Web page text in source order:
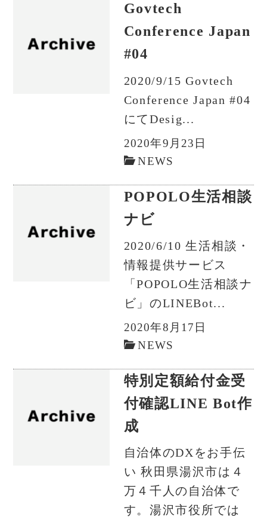
Govtech
Conference Japan
#04
2020/9/15 Govtech
Conference Japan #04
にてDesig...
2020年9月23日
NEWS
POPOLO生活相談
ナビ
2020/6/10 生活相談・
情報提供サービス
「POPOLO生活相談ナ
ビ」のLINEBot...
2020年8月17日
NEWS
特別定額給付金受
付確認LINE Bot作
成
自治体のDXをお手伝
い 秋田県湯沢市は４
万４千人の自治体で
す。湯沢市役所では